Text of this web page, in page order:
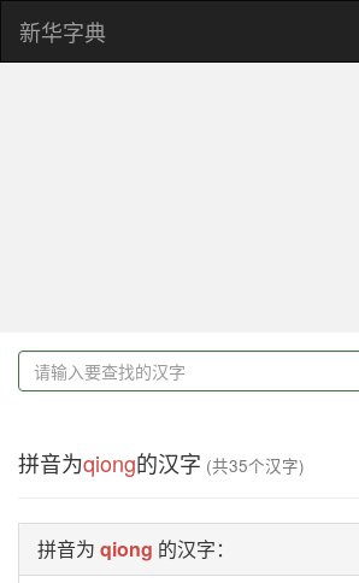
新华字典
拼音为qiong的汉字 (共35个汉字)
拼音为 qiong 的汉字：